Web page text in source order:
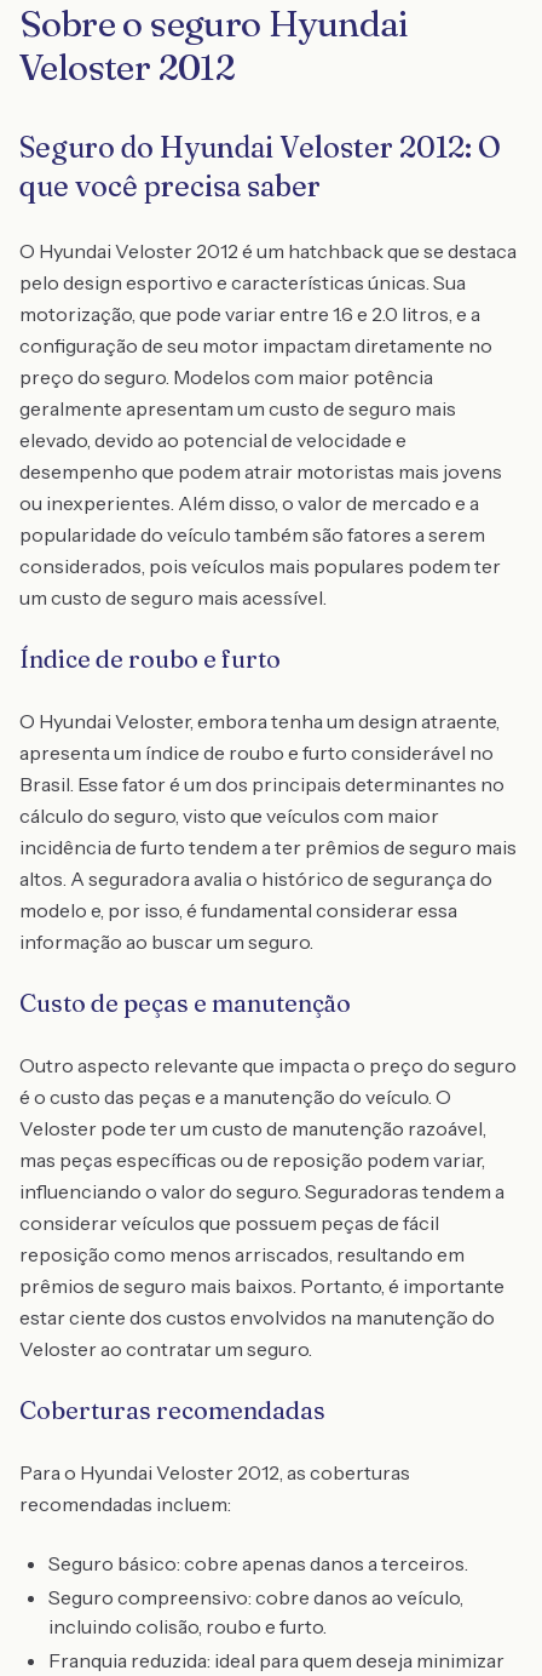
Sobre o seguro Hyundai
Veloster 2012
Seguro do Hyundai Veloster 2012: O
que você precisa saber
O Hyundai Veloster 2012 é um hatchback que se destaca
pelo design esportivo e características únicas. Sua
motorização, que pode variar entre 1.6 e 2.0 litros, e a
configuração de seu motor impactam diretamente no
preço do seguro. Modelos com maior potência
geralmente apresentam um custo de seguro mais
elevado, devido ao potencial de velocidade e
desempenho que podem atrair motoristas mais jovens
ou inexperientes. Além disso, o valor de mercado e a
popularidade do veículo também são fatores a serem
considerados, pois veículos mais populares podem ter
um custo de seguro mais acessível.
Índice de roubo e furto
O Hyundai Veloster, embora tenha um design atraente,
apresenta um índice de roubo e furto considerável no
Brasil. Esse fator é um dos principais determinantes no
cálculo do seguro, visto que veículos com maior
incidência de furto tendem a ter prêmios de seguro mais
altos. A seguradora avalia o histórico de segurança do
modelo e, por isso, é fundamental considerar essa
informação ao buscar um seguro.
Custo de peças e manutenção
Outro aspecto relevante que impacta o preço do seguro
é o custo das peças e a manutenção do veículo. O
Veloster pode ter um custo de manutenção razoável,
mas peças específicas ou de reposição podem variar,
influenciando o valor do seguro. Seguradoras tendem a
considerar veículos que possuem peças de fácil
reposição como menos arriscados, resultando em
prêmios de seguro mais baixos. Portanto, é importante
estar ciente dos custos envolvidos na manutenção do
Veloster ao contratar um seguro.
Coberturas recomendadas
Para o Hyundai Veloster 2012, as coberturas
recomendadas incluem:
Seguro básico: cobre apenas danos a terceiros.
Seguro compreensivo: cobre danos ao veículo,
incluindo colisão, roubo e furto.
Franquia reduzida: ideal para quem deseja minimizar